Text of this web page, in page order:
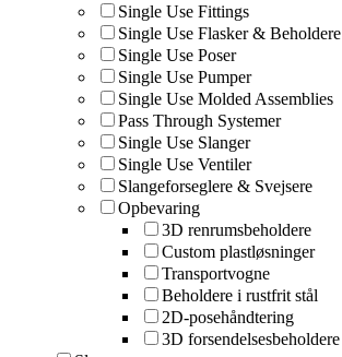
Single Use Fittings
Single Use Flasker & Beholdere
Single Use Poser
Single Use Pumper
Single Use Molded Assemblies
Pass Through Systemer
Single Use Slanger
Single Use Ventiler
Slangeforseglere & Svejsere
Opbevaring
3D renrumsbeholdere
Custom plastløsninger
Transportvogne
Beholdere i rustfrit stål
2D-posehåndtering
3D forsendelsesbeholdere